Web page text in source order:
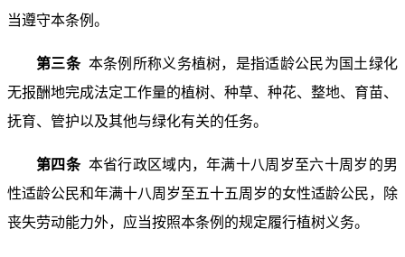
当遵守本条例。
第三条 本条例所称义务植树，是指适龄公民为国土绿化
无报酬地完成法定工作量的植树、种草、种花、整地、育苗、
抚育、管护以及其他与绿化有关的任务。
第四条 本省行政区域内，年满十八周岁至六十周岁的男
性适龄公民和年满十八周岁至五十五周岁的女性适龄公民，除
丧失劳动能力外，应当按照本条例的规定履行植树义务。